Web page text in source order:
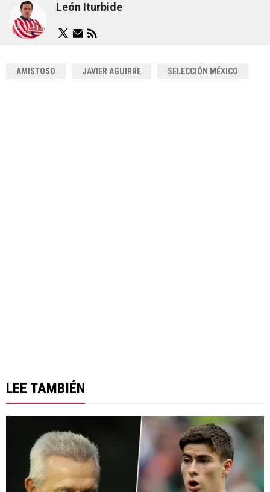
León Iturbide
AMISTOSO JAVIER AGUIRRE SELECCIÓN MÉXICO
LEE TAMBIÉN